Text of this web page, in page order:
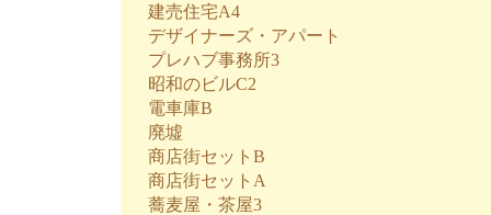
建売住宅A4
デザイナーズ・アパート
プレハブ事務所3
昭和のビルC2
電車庫B
廃墟
商店街セットB
商店街セットA
蕎麦屋・茶屋3